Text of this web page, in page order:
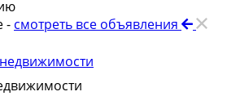
- смотреть все объявления